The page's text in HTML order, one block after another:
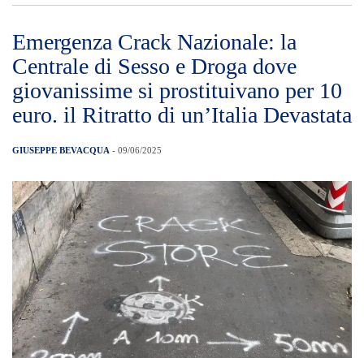
Emergenza Crack Nazionale: la
Centrale di Sesso e Droga dove
giovanissime si prostituivano per 10
euro. il Ritratto di un’Italia Devastata
GIUSEPPE BEVACQUA - 09/06/2025